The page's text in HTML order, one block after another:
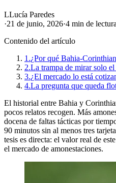
LLucía Paredes
·21 de junio, 2026·4 min de lectura
Contenido del artículo
1.¿Por qué Bahia-
2.La trampa de mirar solo el
3.¿El mercado lo está
4.La pregunta que queda
El historial entre Bahia y
pocos relatos recogen. Más
docena de faltas tácticas por
90 minutos sin al menos tres
tesis es directa: el valor real de
el mercado de amonestaciones.